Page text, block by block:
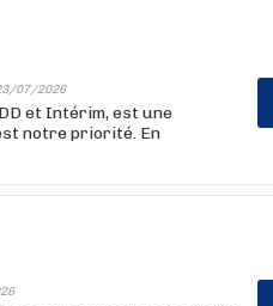
07/2026
et Intérim, est une
notre priorité. En